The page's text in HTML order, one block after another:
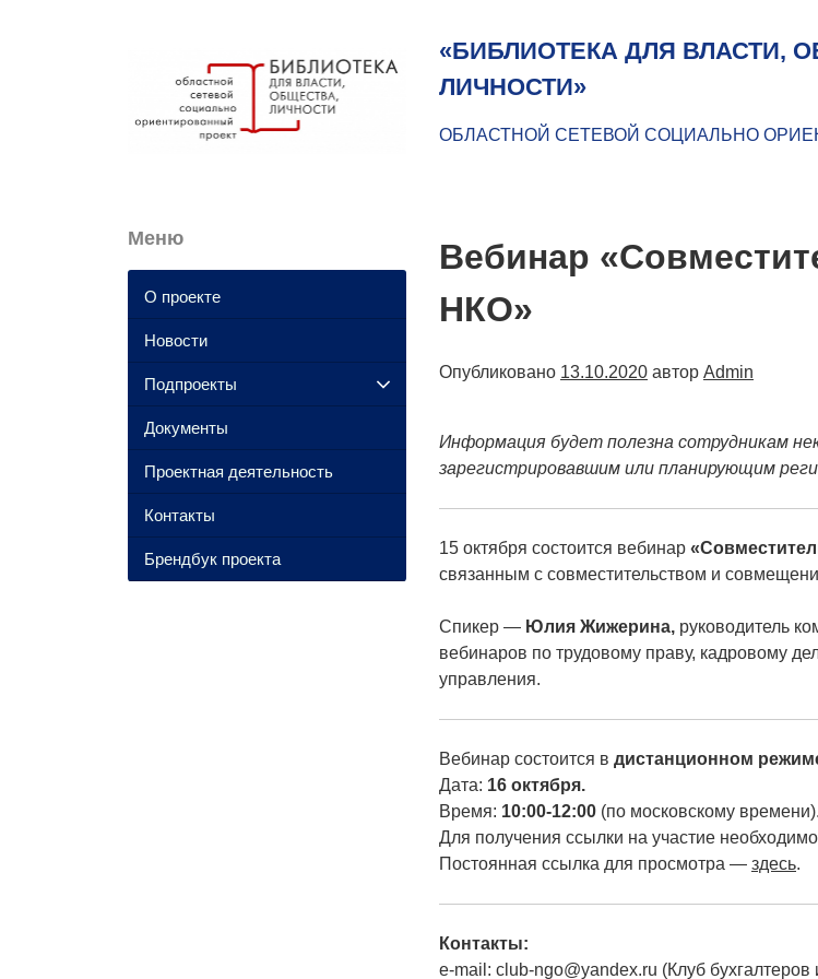
«БИБЛИОТЕКА ДЛЯ ВЛАСТИ,
ЛИЧНОСТИ»
ОБЛАСТНОЙ СЕТЕВОЙ СОЦИАЛЬНО
Вебинар
НКО»
Опубликовано 13.10.2020 автор Admin
Информация будет полезна сотрудникам
зарегистрировавшим или планирующим
15 октября состоится вебинар
связанным с совместительством и
Спикер — Юлия Жижерина, руководитель
вебинаров по трудовому праву, кадровому
управления.
Вебинар состоится в дистанционном
Дата: 16 октября.
Время: 10:00-12:00 (по московскому времени).
Для получения ссылки на участие необходимо
Постоянная ссылка для просмотра — здесь.
Контакты:
e-mail: club-ngo@yandex.ru (Клуб
Меню
О проекте
Новости
Подпроекты
Документы
Проектная деятельность
Контакты
Брендбук проекта